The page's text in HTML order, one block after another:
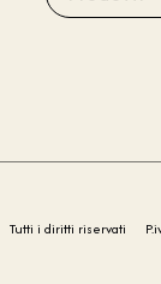
Tutti i diritti riservati